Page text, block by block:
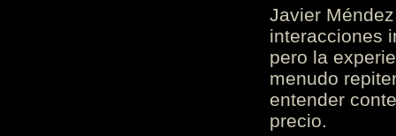
Javier
interacciones
pero la
menudo
entender
precio.